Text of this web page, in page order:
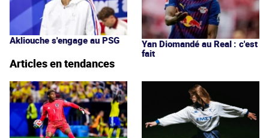
Akliouche s'engage au PSG
Yan Diomandé au Real : c'est
fait
Articles en tendances